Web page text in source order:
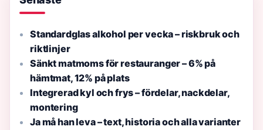
Standardglas alkohol per vecka – riskbruk och
riktlinjer
Sänkt matmoms för restauranger – 6% på
hämtmat, 12% på plats
Integrerad kyl och frys – fördelar, nackdelar,
montering
Ja må han leva – text, historia och alla varianter